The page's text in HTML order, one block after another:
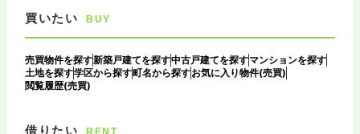
買いたい BUY
売買物件を探す新築戸建てを探す中古戸建てを探すマンションを探す
土地を探す学区から探す町名から探すお気に入り物件(売買)
閲覧履歴(売買)
借りたい